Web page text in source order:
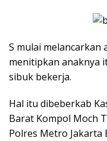
S mulai melancarkan
menitipkan anaknya
sibuk bekerja.
Hal itu dibeberkab
Barat Kompol Moch
Polres Metro Jakarta